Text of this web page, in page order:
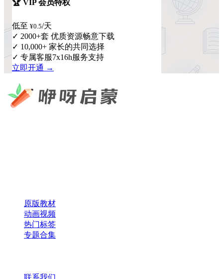
🏆 VIP 会员特权
低至 ¥0.5/天
✓ 2000+套 优质资源畅意下载
✓ 10,000+ 家长的共同选择
✓ 专属客服7x16h服务支持
立即开通 →
原版教材
动画视频
热门标签
专题合集
联系我们